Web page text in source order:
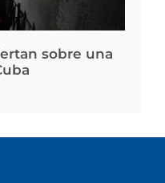
sobre una